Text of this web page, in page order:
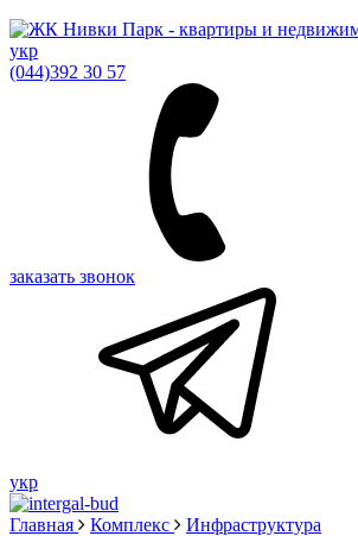
укр
(044)392 30 57
заказать звонок
укр
Главная Комплекс Инфраструктура